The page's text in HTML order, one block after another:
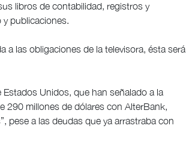
libros de contabilidad, registros y
publicaciones.
a las obligaciones de la televisora, ésta será
Unidos, que han señalado a la
290 millones de dólares con AlterBank,
pese a las deudas que ya arrastraba con